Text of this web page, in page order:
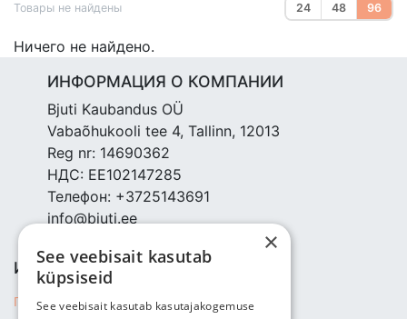
Товары не найдены 24 48 96
Ничего не найдено.
ИНФОРМАЦИЯ О КОМПАНИИ
Bjuti Kaubandus OÜ
Vabaõhukooli tee 4, Tallinn, 12013
Reg nr: 14690362
НДС: EE102147285
Телефон: +3725143691
info@bjuti.ee
ИНФОРМАЦИЯ
Политика конфиденциальности
×
See veebisait kasutab
küpsiseid
See veebisait kasutab kasutajakogemuse